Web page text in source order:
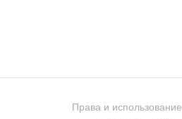
Права и использование